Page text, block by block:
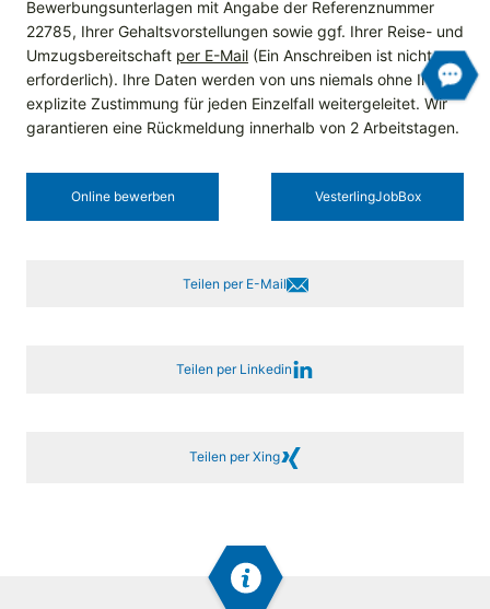
Bewerbungsunterlagen mit Angabe der Referenznummer
22785, Ihrer Gehaltsvorstellungen sowie ggf. Ihrer Reise- und
Umzugsbereitschaft per E-Mail (Ein Anschreiben ist nicht
erforderlich). Ihre Daten werden von uns niemals ohne Ihre
explizite Zustimmung für jeden Einzelfall weitergeleitet. Wir
garantieren eine Rückmeldung innerhalb von 2 Arbeitstagen.
Online bewerben Vesterling­JobBox
Teilen per E-Mail
Teilen per Linkedin
Teilen per Xing